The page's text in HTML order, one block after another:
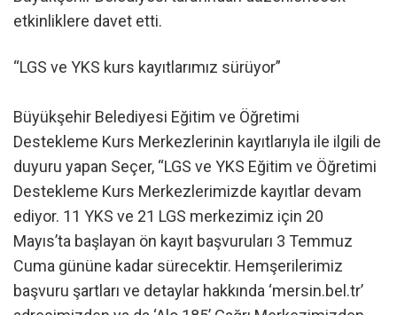
etkinliklere davet etti.
“LGS ve YKS kurs kayıtlarımız sürüyor”
Büyükşehir Belediyesi Eğitim ve Öğretimi
Destekleme Kurs Merkezlerinin kayıtlarıyla ile ilgili de
duyuru yapan Seçer, “LGS ve YKS Eğitim ve Öğretimi
Destekleme Kurs Merkezlerimizde kayıtlar devam
ediyor. 11 YKS ve 21 LGS merkezimiz için 20
Mayıs’ta başlayan ön kayıt başvuruları 3 Temmuz
Cuma gününe kadar sürecektir. Hemşerilerimiz
başvuru şartları ve detaylar hakkında ‘mersin.bel.tr’